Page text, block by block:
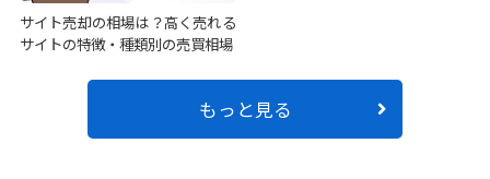
サイト売却の相場は？高く売れる
サイトの特徴・種類別の売買相場
もっと見る